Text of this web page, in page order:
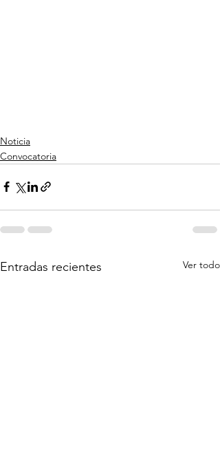
Noticia
Convocatoria
Entradas recientes Ver todo